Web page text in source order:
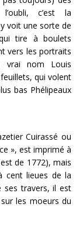
c’est la
voit une sorte de
qui tire à boulets
vers les portraits
vrai nom Louis
qui volent
bas Phélipeaux
Cuirassé ou
», est imprimé à
de 1772), mais
cent lieues de la
ses travers, il est
les moeurs du